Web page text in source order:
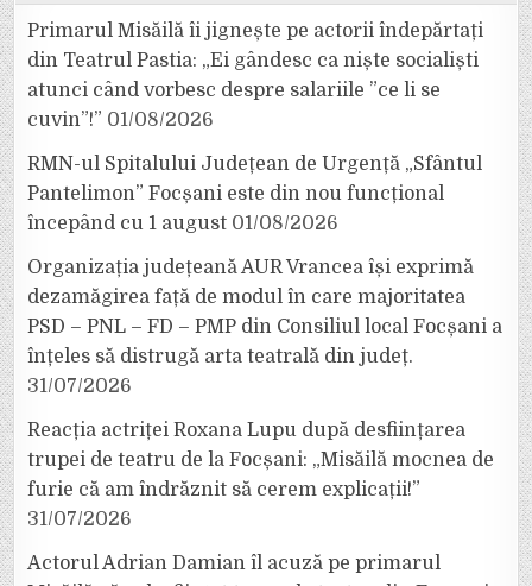
Primarul Misăilă îi jignește pe actorii îndepărtați
din Teatrul Pastia: „Ei gândesc ca niște socialiști
atunci când vorbesc despre salariile ”ce li se
cuvin”!” 01/08/2026
RMN-ul Spitalului Județean de Urgență „Sfântul
Pantelimon” Focșani este din nou funcțional
începând cu 1 august 01/08/2026
Organizația județeană AUR Vrancea își exprimă
dezamăgirea față de modul în care majoritatea
PSD – PNL – FD – PMP din Consiliul local Focșani a
înțeles să distrugă arta teatrală din județ.
31/07/2026
Reacția actriței Roxana Lupu după desființarea
trupei de teatru de la Focșani: „Misăilă mocnea de
furie că am îndrăznit să cerem explicații!”
31/07/2026
Actorul Adrian Damian îl acuză pe primarul